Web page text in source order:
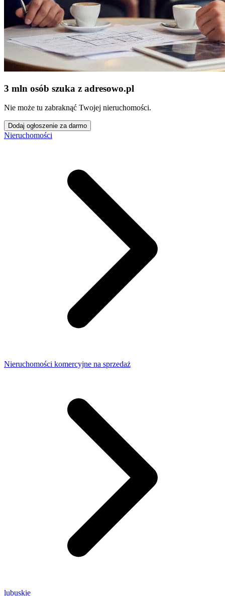
3 mln osób szuka z adresowo.pl
Nie może tu zabraknąć Twojej nieruchomości.
Dodaj ogłoszenie za darmo
Nieruchomości
Nieruchomości komercyjne na sprzedaż
lubuskie